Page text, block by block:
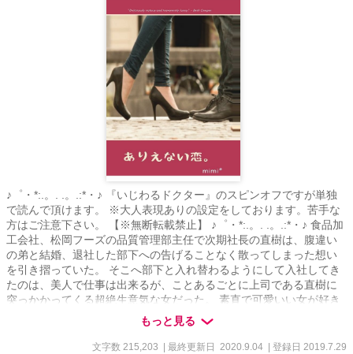
♪゜・*:.。. .。.:*・♪ 『いじわるドクター』のスピンオフですが単独
で読んで頂けます。 ※大人表現ありの設定をしております。苦手な
方はご注意下さい。 【※無断転載禁止】 ♪゜・*:.。. .。.:*・♪ 食品加
工会社、松岡フーズの品質管理部主任で次期社長の直樹は、腹違い
の弟と結婚、退社した部下への告げることなく散ってしまった想い
を引き摺っていた。 そこへ部下と入れ替わるようにして入社してき
たのは、美人で仕事は出来るが、ことあるごとに上司である直樹に
突っかかってくる超絶生意気な女だった。 素直で可愛いい女が好き
だった筈なのに……。 まさかこんなことになるなんて、思ってもい
なかった。 直樹に色々な受難が降りかかる？ そんな、ありえない
恋。 ＊焦れ焦れ大人の純愛story＊ 甘く切なくもどかしい不器用でハ
もっと見る
文字数 215,203 | 最終更新日 2020.9.04 | 登録日 2019.7.29